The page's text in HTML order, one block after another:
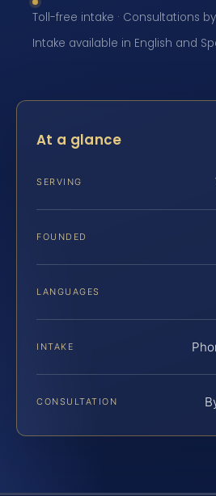
Toll-free intake · Consultations
Intake available in English and
At a glance
SERVING
FOUNDED
LANGUAGES
INTAKE
CONSULTATION